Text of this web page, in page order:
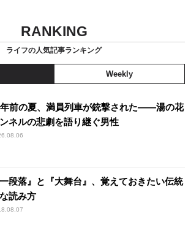
RANKING
ライフの人気記事ランキング
Weekly
前の夏、満員列車が銃撃された――湯の花
ンネルの悲劇を語り継ぐ男性
一段落』と『大舞台』、覚えておきたい伝統
読み方